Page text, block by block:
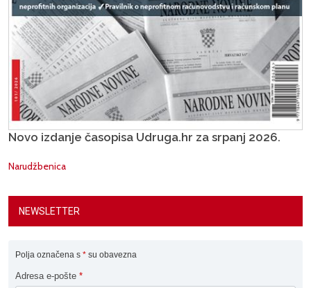
Novo izdanje časopisa Udruga.hr za srpanj 2026.
Narudžbenica
NEWSLETTER
Polja označena s * su obavezna
Adresa e-pošte *